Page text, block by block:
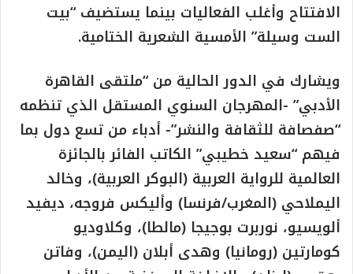
الافتتاح وأغلب الفعاليات بينما يستضيف “بيت
الست وسيلة” الأمسية الشعرية الختامية.
ويشارك في الدور الحالية من “ملتقى القاهرة
الأدبي” -المهرجان السنوي المستقل الذي تنظمه
“صفصافة للثقافة والنشر”- أدباء من تسع دول بما
فيهم “سعيد خطيبي” الكاتب الفائر بالجائزة
العالمية للرواية العربية (البوكر العربية)، وخالد
اليملاحي (المغرب/فرنسا) وأليكس فروجه، ديفيد
ألويسيو، نوربرت بوجيجا (مالطا)، وكلاوديو
كومارتين (رومانيا) وهدى أبلان (اليمن)، وفاتن